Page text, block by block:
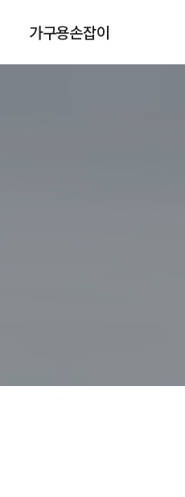
가구용손잡이